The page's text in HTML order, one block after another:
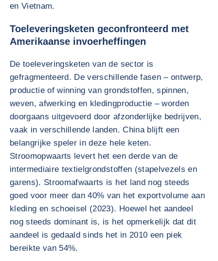
en Vietnam.
Toeleveringsketen geconfronteerd met
Amerikaanse invoerheffingen
De toeleveringsketen van de sector is
gefragmenteerd. De verschillende fasen – ontwerp,
productie of winning van grondstoffen, spinnen,
weven, afwerking en kledingproductie – worden
doorgaans uitgevoerd door afzonderlijke bedrijven,
vaak in verschillende landen. China blijft een
belangrijke speler in deze hele keten.
Stroomopwaarts levert het een derde van de
intermediaire textielgrondstoffen (stapelvezels en
garens). Stroomafwaarts is het land nog steeds
goed voor meer dan 40% van het exportvolume aan
kleding en schoeisel (2023). Hoewel het aandeel
nog steeds dominant is, is het opmerkelijk dat dit
aandeel is gedaald sinds het in 2010 een piek
bereikte van 54%.